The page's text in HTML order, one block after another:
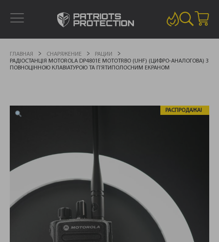
ГЛАВНАЯ СНАРЯЖЕНИЕ
РАЦИИ
РАДІОСТАНЦІЯ MOTOROLA DP4801E MOTOTRBO (UHF) (ЦИФРО-АНАЛОГОВА) З
ПОВНОЦІННОЮ КЛАВІАТУРОЮ ТА П’ЯТИПОЛОСНИМ ЕКРАНОМ
РАСПРОДАЖА!